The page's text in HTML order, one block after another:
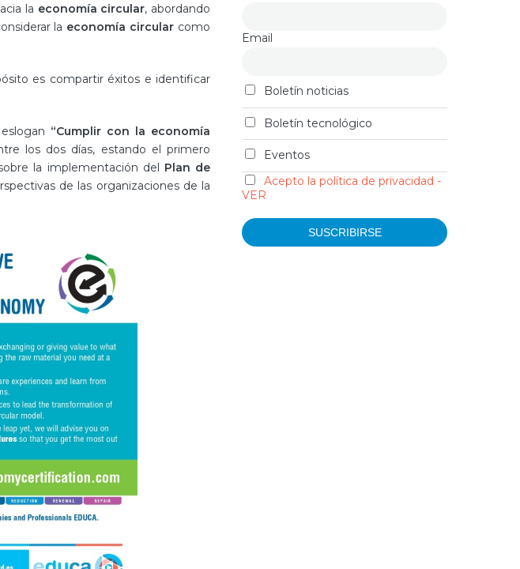
la economía circular, abordando
la economía circular como
es compartir éxitos e identificar
“Cumplir con la economía
los dos días, estando el primero
la implementación del Plan de
de las organizaciones de la
Email
Boletín noticias
Boletín tecnológico
Eventos
Acepto la política de privacidad -
VER